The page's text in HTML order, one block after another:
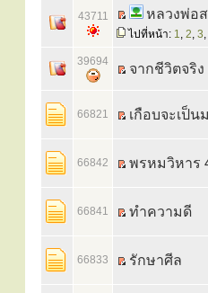
43711 หลวงพ่อ
ไปที่หน้า: 1, 2, 3,
39694 จากชีวิตจริ
66821 เกือบจะเป็น
66842 พรหมวิหาร
66841 ทำความดี
66833 รักษาศีล